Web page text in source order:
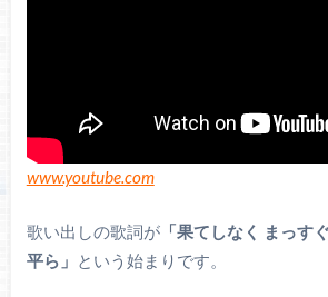
www.youtube.com
歌い出しの歌詞が「果てしなく まっす
平ら」 という始まりです。